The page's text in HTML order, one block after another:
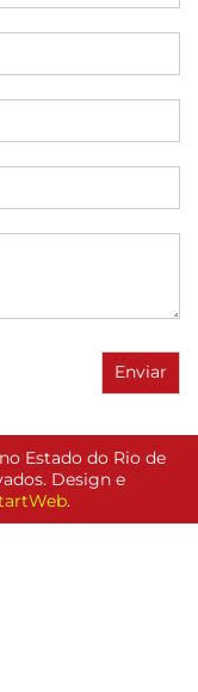
Estado do Rio de
Design e
.